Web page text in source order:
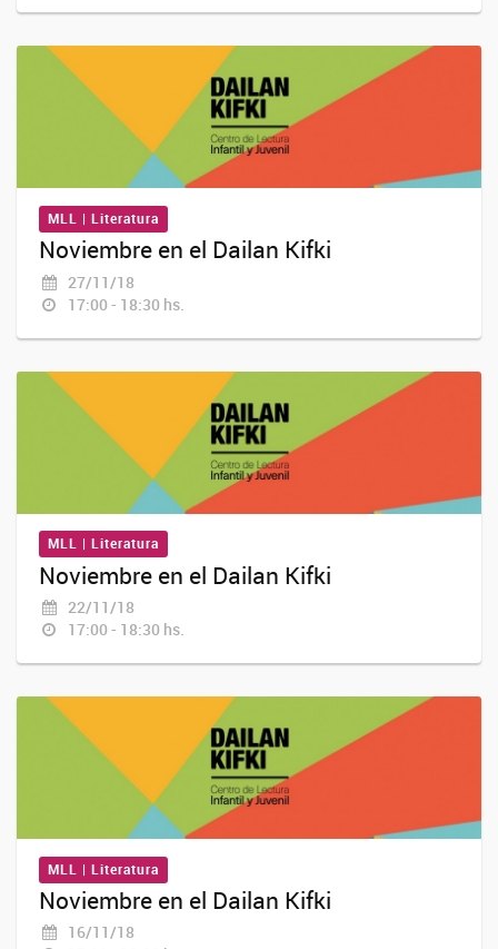
MLL | Literatura
Noviembre en el Dailan Kifki
27/11/18
17:00 - 18:30 hs.
MLL | Literatura
Noviembre en el Dailan Kifki
22/11/18
17:00 - 18:30 hs.
MLL | Literatura
Noviembre en el Dailan Kifki
16/11/18